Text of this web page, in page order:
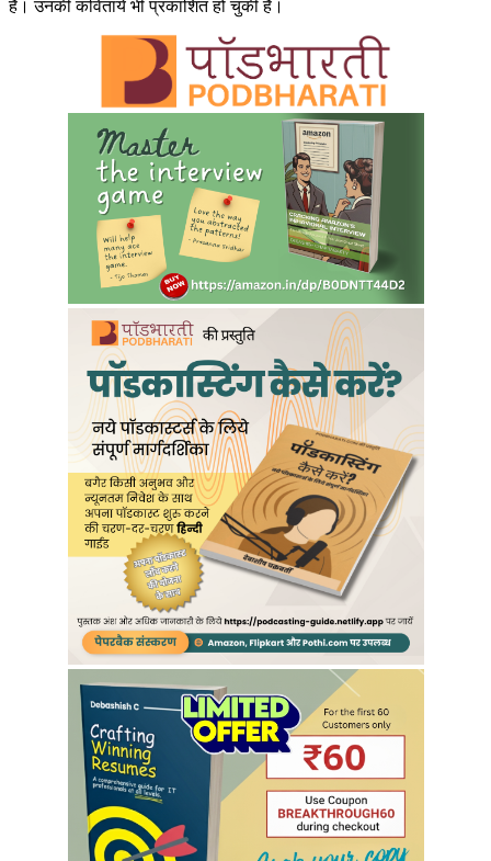
हैं। उनकी कवितायें भी प्रकाशित हो चुकी हैं।